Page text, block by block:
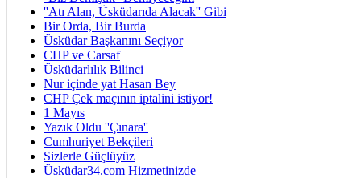
''Atı Alan, Üsküdarıda Alacak'' Gibi
Bir Orda, Bir Burda
Üsküdar Başkanını Seçiyor
CHP ve Carsaf
Üsküdarlılık Bilinci
Nur içinde yat Hasan Bey
CHP Çek maçının iptalini istiyor!
1 Mayıs
Yazık Oldu ''Çınara''
Cumhuriyet Bekçileri
Sizlerle Güçlüyüz
Üsküdar34.com Hizmetinizde